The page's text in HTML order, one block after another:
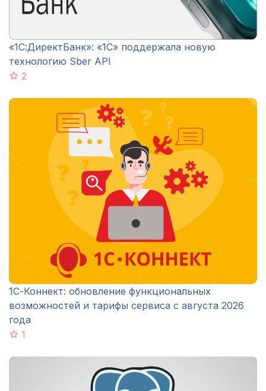
«1С:ДиректБанк»: «1С» поддержала новую
технологию Sber API
2
1С-Коннект: обновление функциональных
возможностей и тарифы сервиса с августа 2026
года
1